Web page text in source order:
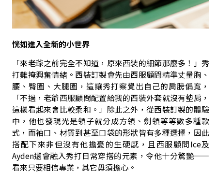
恍如進入全新的小世界
「來老爺之前完全不知道，原來西裝的細節那麼多！」秀
打難掩興奮情緒。西裝訂製會先由西服顧問精準丈量胸、
腰、臀圍、大腿圍，這讓秀打察覺出自己的肩膀偏寬，
「不過，老爺西服顧問配置給我的西裝外套就沒有墊肩，
這樣看起來會比較柔和。」除此之外，從西裝訂製的體驗
中，他也發現光是領子就分成方領、劍領等等數多種款
式，而袖口、材質到甚至口袋的形狀皆有多種選擇，因此
搭配下來非但沒有他擔憂的生硬感，且西服顧問Ice及
Ayden還會融入秀打日常穿搭的元素，令他十分驚艷——
看來只要相信專業，其它毋須擔心。